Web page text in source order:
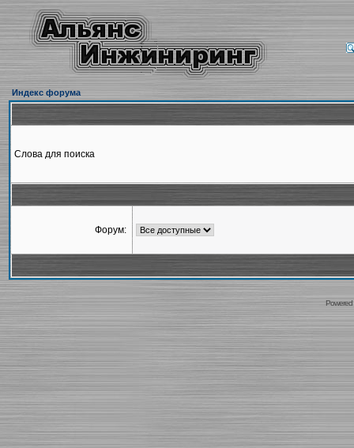
Индекс форума
Слова для поиска
Форум: